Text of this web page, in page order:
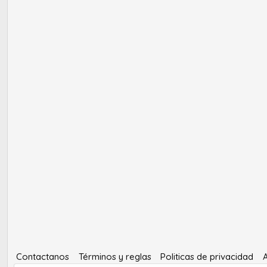
Contactanos Términos y reglas Politicas de privacidad